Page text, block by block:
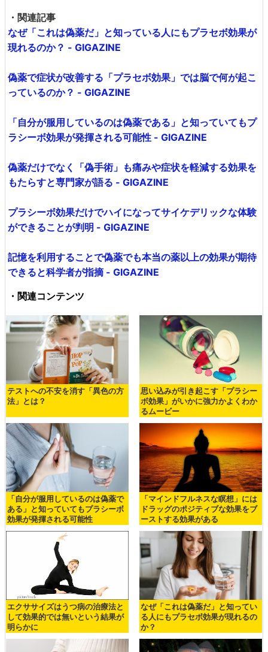
・関連記事
なぜ「これは偽薬だ」と知っている人にもプラセボ効果が
現れるのか？ - GIGAZINE
偽薬で症状が改善する「プラセボ効果」では脳で何が起こ
っているのか？ - GIGAZINE
「自分が服用しているのは偽薬である」と知っていてもプ
ラシーボ効果が発揮される可能性 - GIGAZINE
偽薬だけでなく「偽手術」も痛みや症状を軽減する効果を
もたらすと専門家が語る - GIGAZINE
プラシーボ効果だけでハイになってサイケデリックな体験
ができることが判明 - GIGAZINE
記憶を利用することで偽薬でも本当の薬以上の効果が期待
できると科学者が指摘 - GIGAZINE
・関連コンテンツ
テストへの不安を消す「異色の方
法」とは？
思い込みが引き起こす「プラシー
ボ効果」がいかに強力かよくわか
るムービー
「自分が服用しているのは偽薬で
ある」と知っていてもプラシーボ
効果が発揮される可能性
「マインドフルネスな瞑想」には
ドラッグのポジティブな効果をブ
ーストする効果がある
エクササイズはうつ病の治療法と
して効果的では無いという結果が
明らかに
なぜ「これは偽薬だ」と知ってい
る人にもプラセボ効果が現れるの
か？